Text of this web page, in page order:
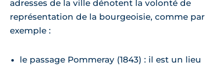
adresses de la ville dénotent la volonté de
représentation de la bourgeoisie, comme par
exemple :
le passage Pommeray (1843) : il est un lieu